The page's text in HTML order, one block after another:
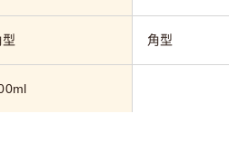
型 角型